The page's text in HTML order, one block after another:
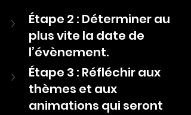
Étape 2 : Déterminer au
plus vite la date de
l’évènement.
Étape 3 : Réfléchir aux
thèmes et aux
animations qui seront